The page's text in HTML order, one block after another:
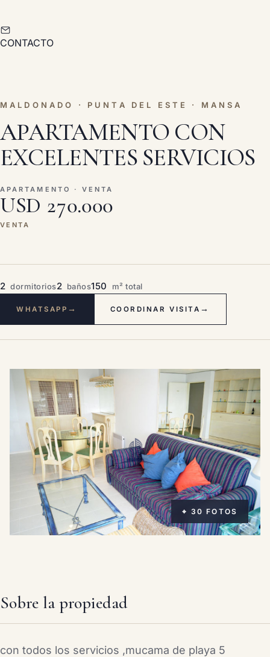
CONTACTO
MALDONADO · PUNTA DEL ESTE · MANSA
APARTAMENTO CON
EXCELENTES SERVICIOS
APARTAMENTO · VENTA
USD 270.000
VENTA
2 dormitorios2 baños150 m² total
WHATSAPP → COORDINAR VISITA →
⌖ 30 FOTOS
Sobre la propiedad
con todos los servicios ,mucama de playa 5